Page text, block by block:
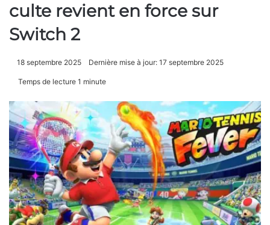
culte revient en force sur
Switch 2
18 septembre 2025 Dernière mise à jour: 17 septembre 2025
Temps de lecture 1 minute